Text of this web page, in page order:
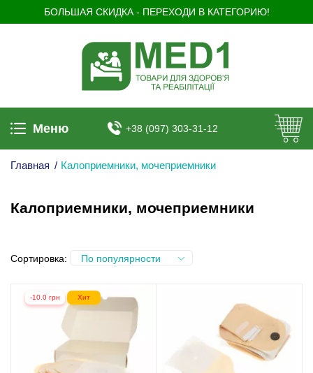
БОЛЬШАЯ СКИДКА - ПЕРЕХОДИ В КАТЕГОРИЮ!
Меню +38 (097) 303-31-12
Главная / Калоприемники, мочеприемники
Калоприемники, мочеприемники
Сортировка: По популярности
-10.0 грн Хит